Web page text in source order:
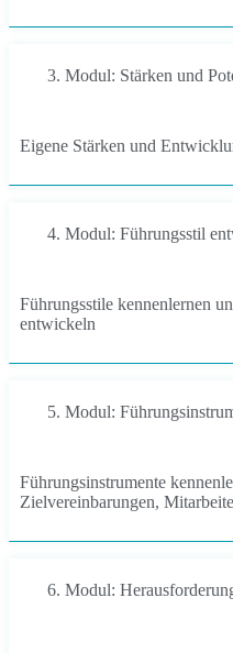
3. Modul: Stärken und
Eigene Stärken und
4. Modul: Führungsstil
Führungsstile kennenlernen
entwickeln
5. Modul:
Führungsinstrumente
Zielvereinbarungen,
6. Modul: